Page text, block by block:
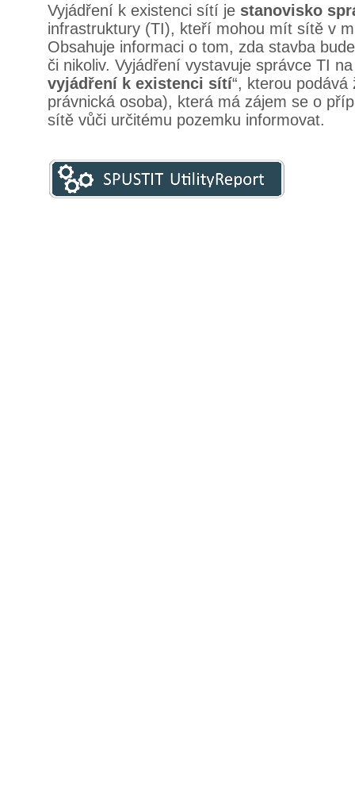
Vyjádření k existenci sítí je stanovisko
infrastruktury (TI), kteří mohou mít sítě v
Obsahuje informaci o tom, zda stavba
či nikoliv. Vyjádření vystavuje správce TI na
vyjádření k existenci sítí“, kterou
právnická osoba), která má zájem se o
sítě vůči určitému pozemku informovat.